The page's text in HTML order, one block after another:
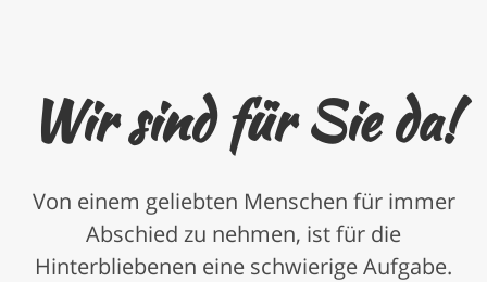
Wir sind für Sie da!
Von einem geliebten Menschen für immer
Abschied zu nehmen, ist für die
Hinterbliebenen eine schwierige Aufgabe.